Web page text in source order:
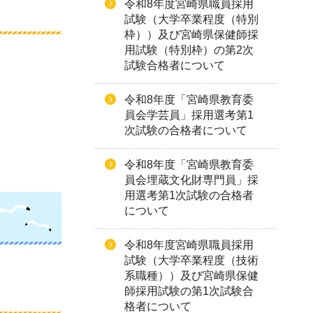
令和8年度宮崎県職員採用
試験（大学卒業程度（特別
枠））及び宮崎県保健師採
用試験（特別枠）の第2次
試験合格者について
令和8年度「宮崎県教育委
員会学芸員」採用選考第1
次試験の合格者について
令和8年度「宮崎県教育委
員会埋蔵文化財専門員」採
用選考第1次試験の合格者
について
令和8年度宮崎県職員採用
試験（大学卒業程度（技術
系職種））及び宮崎県保健
師採用試験の第1次試験合
格者について